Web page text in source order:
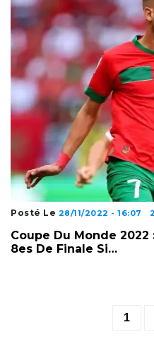
Posté Le 28/11/2022 - 16:07
Coupe Du Monde 2022
8es De Finale Si…
1